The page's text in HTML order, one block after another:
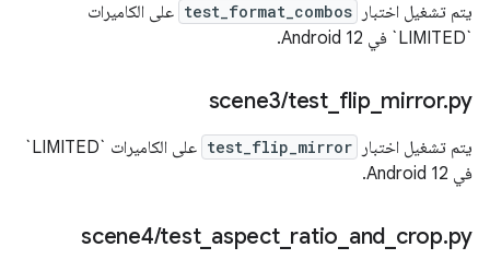
يتم تشغيل اختبار test_format_combos على الكاميرات
`LIMITED` في Android 12.
‫scene3/test_ flip_ mirror.py
يتم تشغيل اختبار test_flip_mirror
على الكاميرات `LIMITED`
في Android 12.
‫scene4/test_ aspect_ ratio and crop.py